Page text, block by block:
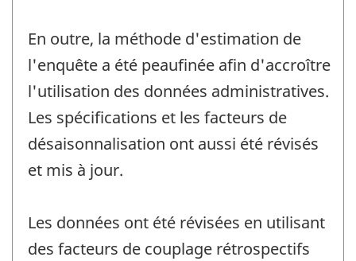
En outre, la méthode d'estimation de
l'enquête a été peaufinée afin d'accroître
l'utilisation des données administratives.
Les spécifications et les facteurs de
désaisonnalisation ont aussi été révisés
et mis à jour.
Les données ont été révisées en utilisant
des facteurs de couplage rétrospectifs